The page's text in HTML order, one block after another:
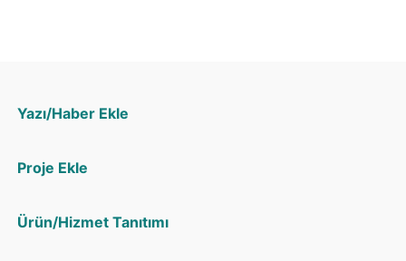
Yazı/Haber Ekle
Proje Ekle
Ürün/Hizmet Tanıtımı